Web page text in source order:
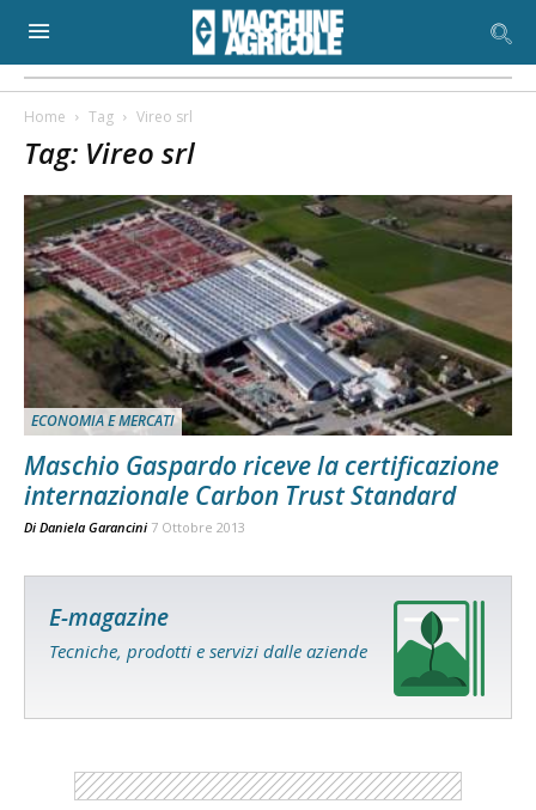
Home Tag Vireo srl
Tag: Vireo srl
ECONOMIA E MERCATI
Maschio Gaspardo riceve la certificazione
internazionale Carbon Trust Standard
Di Daniela Garancini 7 Ottobre 2013
E-magazine
Tecniche, prodotti e servizi dalle aziende